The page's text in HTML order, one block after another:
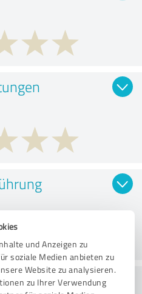
und Anzeigen zu
soziale Medien anbieten zu
Website zu analysieren.
zu Ihrer Verwendung